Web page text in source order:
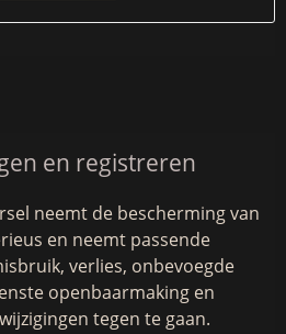
en registreren
neemt de bescherming van
en neemt passende
verlies, onbevoegde
openbaarmaking en
tegen te gaan.